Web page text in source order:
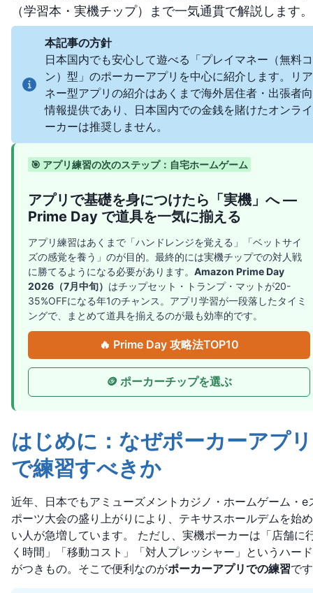
（学習本・実機チップ）まで一気通貫で解説します。
本記事の方針
日本国内でも安心して遊べる「プレイマネー（無料
ン）型」のポーカーアプリを中心に紹介します。リ
ネー型アプリの紹介はあくまで海外居住者・出張者
情報提供であり、日本国内での金銭を賭けたオンラ
ーカーは推奨しません。
🎯 アプリ練習の次のステップ：自宅ホームゲーム
アプリで基礎を身につけたら「実機」へ —
Prime Day で道具を一気に揃える
アプリ練習はあくまで「ハンドレンジを覚える」「ベットサイ
ズの感覚を養う」のが目的。最終的には実機チップでの対人戦
に勝てるようになる必要があります。 Amazon Prime Day
2026（7月中旬） はチップセット・トランプ・マットが20-
35%OFFになる年1のチャンス。アプリ学習が一段落したタイミ
ングで、まとめて道具を揃えるのが最も効率的です。
🔥 Prime Day 攻略法TOP10
🪙 ポーカーチップを選ぶ
はじめに：なぜポーカーアプリ
で練習すべきか
近年、日本でもアミューズメントカジノ・ホームゲーム・e
ポーツ大会の盛り上がりにより、テキサスホールデムを始
い人が急増しています。 ただし、実機ポーカーは「店舗に
く時間」「移動コスト」「対人プレッシャー」というハー
がつきもの。そこで便利なのがポーカーアプリでの練習で